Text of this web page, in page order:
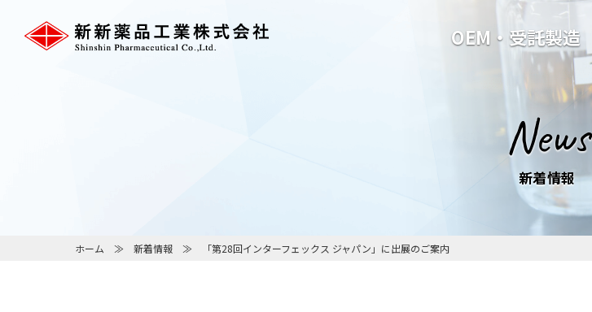
OEM・受託製造
News
新着情報
ホーム 新着情報 「第28回インターフェックス ジャパン」に出展のご案内